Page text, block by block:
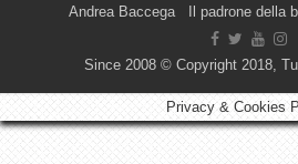
Andrea Baccega Il padrone della
Since 2008 © Copyright 2018,
Privacy & Cookies